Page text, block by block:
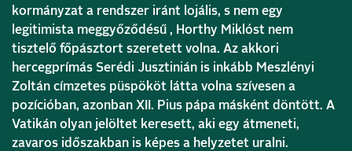
kormányzat a rendszer iránt lojális, s nem egy
legitimista meggyőződésű , Horthy Miklóst nem
tisztelő főpásztort szeretett volna. Az akkori
hercegprímás Serédi Jusztinián is inkább Meszlényi
Zoltán címzetes püspököt látta volna szívesen a
pozícióban, azonban XII. Pius pápa másként döntött. A
Vatikán olyan jelöltet keresett, aki egy átmeneti,
zavaros időszakban is képes a helyzetet uralni.